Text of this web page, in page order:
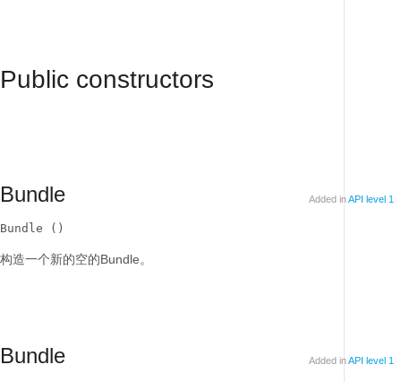
Public constructors
Bundle Added inAPI level 1
Bundle ()
构造一个新的空的Bundle。
Bundle Added inAPI level 1